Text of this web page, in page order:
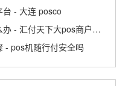
台 - 大连 posco
汇付天下POS机交易没到账怎么办 - 汇付天下大pos商户版APP
- pos机随行付安全吗